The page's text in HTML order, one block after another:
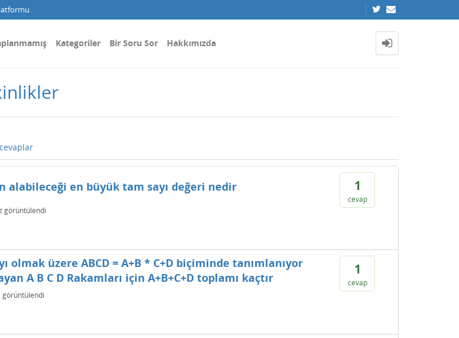
Kategoriler Bir Soru Sor Hakkımızda
1
cevap
alabileceği en büyük tam sayı değeri nedir
görüntülendi
1
cevap
olmak üzere ABCD = A+B * C+D biçiminde tanımlanıyor
A B C D Rakamları için A+B+C+D toplamı kaçtır
görüntülendi